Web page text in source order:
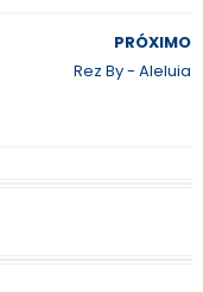
PRÓXIMO
Rez By - Aleluia